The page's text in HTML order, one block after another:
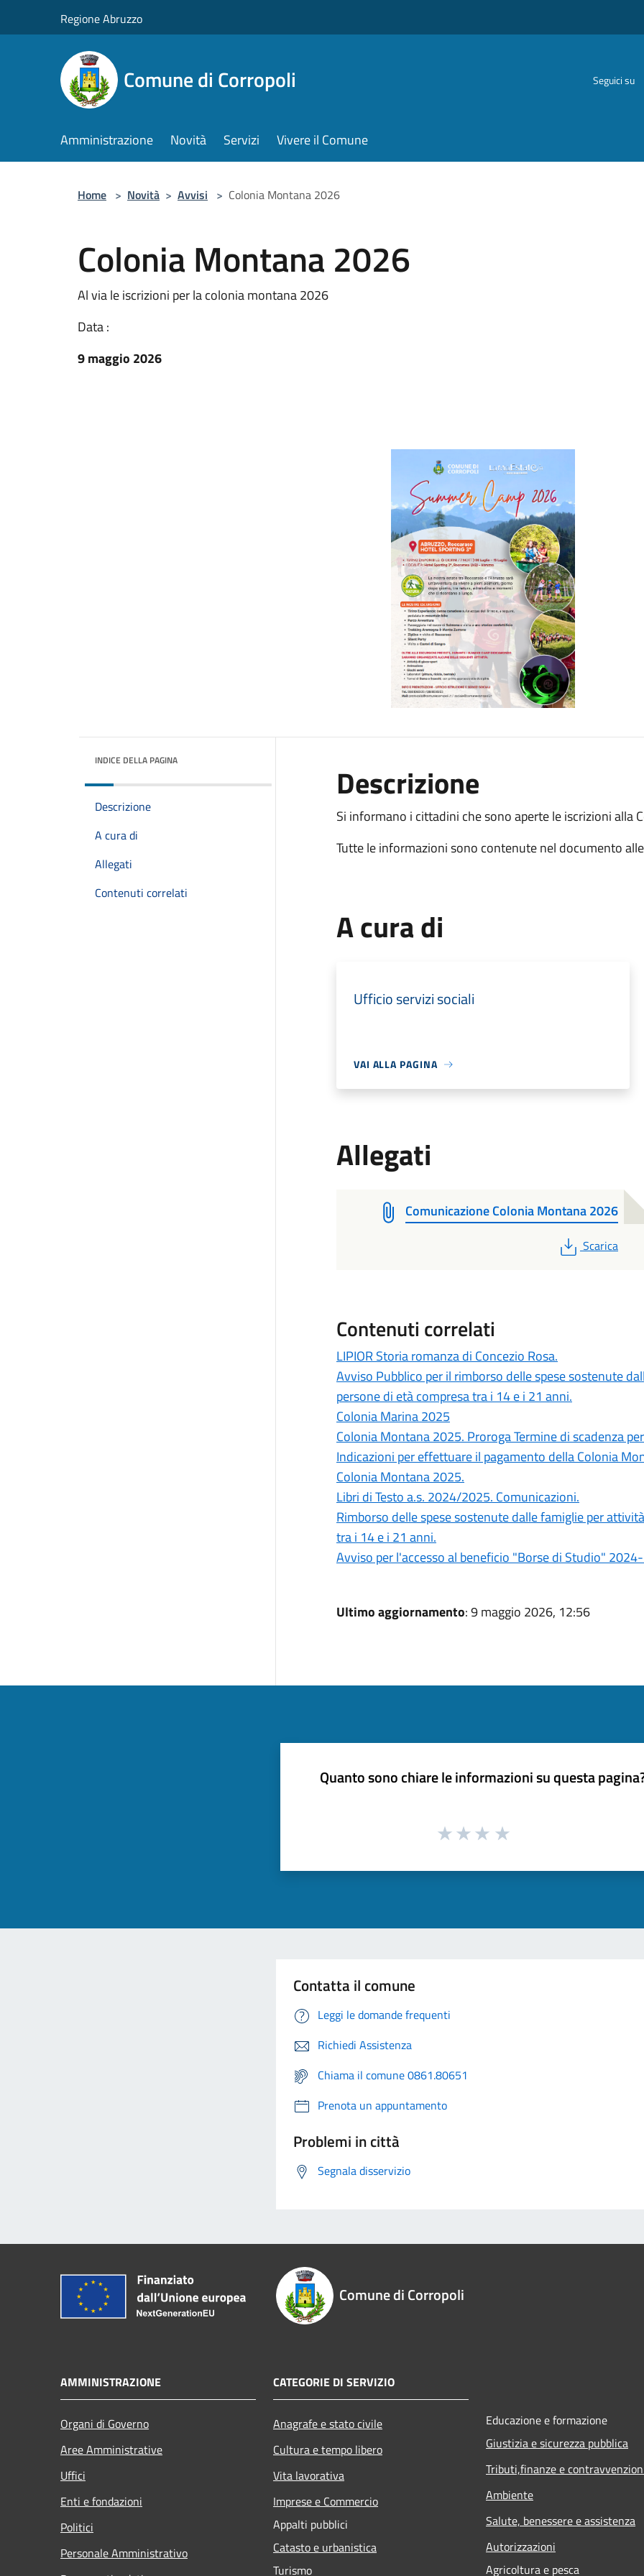
Regione Abruzzo
Comune di Corropoli Seguici su
Amministrazione Novità Servizi Vivere il Comune
Home > Novità > Avvisi > Colonia Montana 2026
Colonia Montana 2026
Al via le iscrizioni per la colonia montana 2026
Data :
9 maggio 2026
INDICE DELLA PAGINA
Descrizione
A cura di
Allegati
Contenuti correlati
Descrizione
Si informano i cittadini che sono aperte le iscrizioni alla
Tutte le informazioni sono contenute nel documento
A cura di
Ufficio servizi sociali
VAI ALLA PAGINA
Allegati
Comunicazione Colonia Montana 2026
PDF
Scarica
Contenuti correlati
LIPIOR Storia romanza di Concezio Rosa.
Avviso Pubblico per il rimborso delle spese sostenute
persone di età compresa tra i 14 e i 21 anni.
Colonia Marina 2025
Colonia Montana 2025. Proroga Termine di scadenza
Indicazioni per effettuare il pagamento della Colonia
Colonia Montana 2025.
Libri di Testo a.s. 2024/2025. Comunicazioni.
Rimborso delle spese sostenute dalle famiglie per
tra i 14 e i 21 anni.
Avviso per l'accesso al beneficio "Borse di Studio"
Ultimo aggiornamento: 9 maggio 2026, 12:56
Quanto sono chiare le informazioni su questa
Contatta il comune
Leggi le domande frequenti
Richiedi Assistenza
Chiama il comune 0861.80651
Prenota un appuntamento
Problemi in città
Segnala disservizio
Comune di Corropoli
AMMINISTRAZIONE
Organi di Governo
Aree Amministrative
Uffici
Enti e fondazioni
Politici
Personale Amministrativo
CATEGORIE DI SERVIZIO
Anagrafe e stato civile
Cultura e tempo libero
Vita lavorativa
Imprese e Commercio
Appalti pubblici
Catasto e urbanistica
Turismo
Educazione e formazione
Giustizia e sicurezza pubblica
Tributi,finanze e
Ambiente
Salute, benessere e assistenza
Autorizzazioni
Agricoltura e pesca